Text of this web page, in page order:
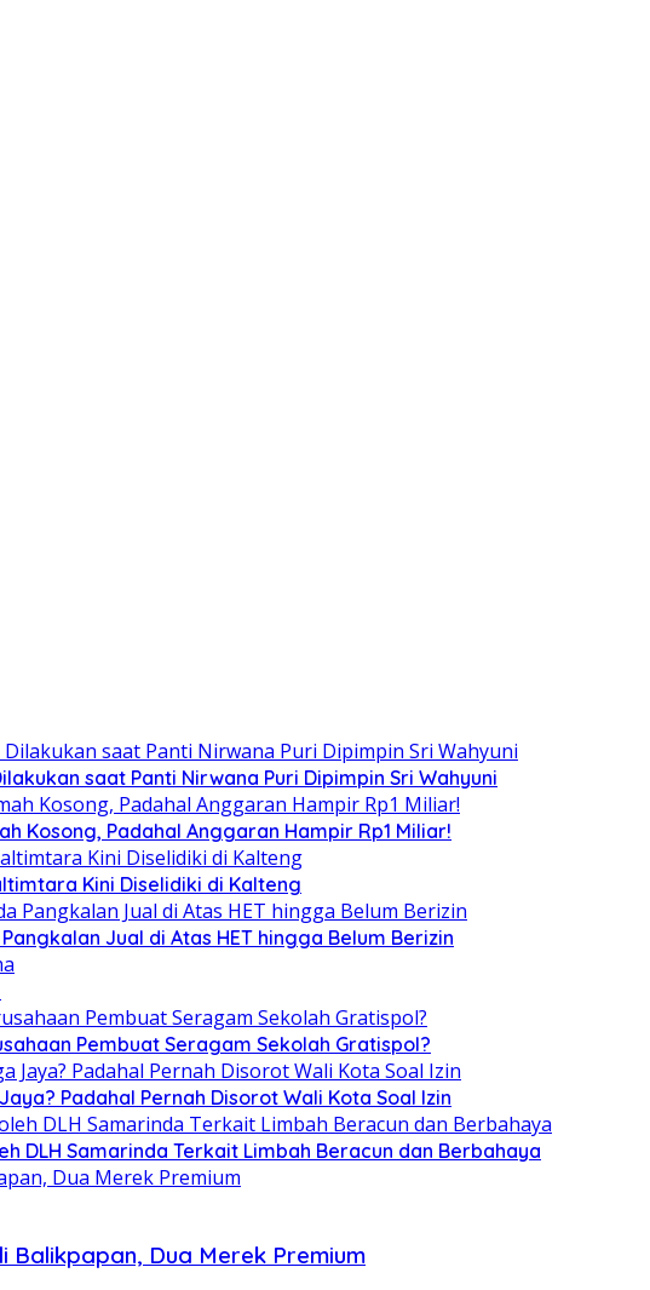
saat Panti Nirwana Puri Dipimpin Sri Wahyuni
Kosong, Padahal Anggaran Hampir Rp1 Miliar!
Kini Diselidiki di Kalteng
Jual di Atas HET hingga Belum Berizin
Pembuat Seragam Sekolah Gratispol?
Padahal Pernah Disorot Wali Kota Soal Izin
DLH Samarinda Terkait Limbah Beracun dan Berbahaya
Balikpapan, Dua Merek Premium